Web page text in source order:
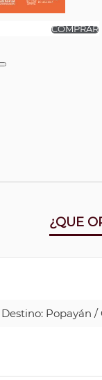
¿QUE
Popayán